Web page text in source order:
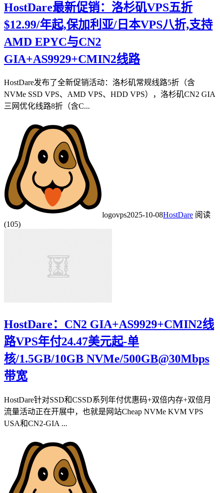
HostDare最新促销：洛杉矶VPS五折
$12.99/年起,保加利亚/日本VPS八折,支持
AMD EPYC与CN2
GIA+AS9929+CMIN2线路
HostDare发布了全新促销活动：洛杉矶常规线路5折（含
NVMe SSD VPS、AMD VPS、HDD VPS），洛杉矶CN2 GIA
三网优化线路8折（含C...
logovps2025-10-08HostDare 阅读
(105)
HostDare：CN2 GIA+AS9929+CMIN2线
路VPS年付24.47美元起-单
核/1.5GB/10GB NVMe/500GB@30Mbps
带宽
HostDare针对SSD和CSSD系列年付优惠码+双倍内存+双倍月
流量活动正在开展中，也就是网站Cheap NVMe KVM VPS
USA和CN2-GIA ...